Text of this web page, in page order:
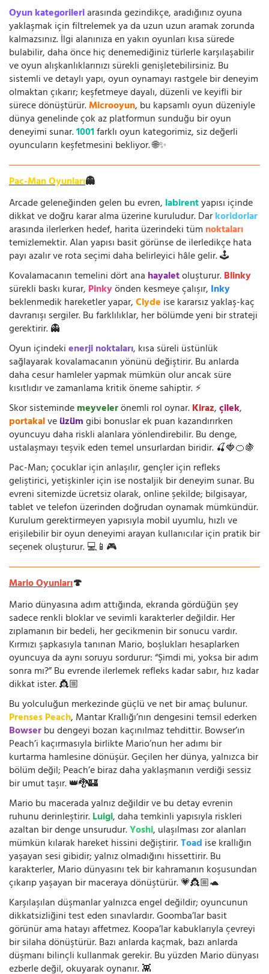
Oyun kategorileriarasında gezindikçe, aradığınız oyuna
yaklaşmak için filtrelemek ya da uzun uzun aramak zorunda
kalmazsınız. İlgi alanınıza en yakın oyunları kısa sürede
bulabilir, daha önce hiç denemediğiniz türlerle karşılaşabilir
ve oyun alışkanlıklarınızı sürekli genişletebilirsiniz. Bu
sistemli ve detaylı yapı, oyun oynamayı rastgele bir deneyim
olmaktan çıkarır; keşfetmeye dayalı, düzenli ve keyifli bir
sürece dönüştürür.Microoyun, bu kapsamlı oyun düzeniyle
dünya genelinde çok az platformun sunduğu bir oyun
deneyimi sunar.1001farklı oyun kategorimiz, siz değerli
oyuncuların keşfetmesini bekliyor. 🌐✨
Pac-Man Oyunları👻
Arcade geleneğinden gelen bu evren, labirentyapısı içinde
dikkat ve doğru karar alma üzerine kuruludur. Darkoridorlar
arasında ilerlerken hedef, harita üzerindeki tüm noktaları
temizlemektir. Alan yapısı basit görünse de ilerledikçe hata
payı azalır ve rota seçimi daha belirleyici hâle gelir. 🕹️
Kovalamacanın temelini dört ana hayaletoluşturur.Blinky
sürekli baskı kurar, Pinkyönden kesmeye çalışır, Inky
beklenmedik hareketler yapar,Clyde ise kararsız yaklaş-kaç
davranışı sergiler. Bu farklılıklar, her bölümde yeni bir strateji
gerektirir. 👻
Oyun içindekienerji noktaları, kısa süreli üstünlük
sağlayarak kovalamacanın yönünü değiştirir. Bu anlarda
daha cesur hamleler yapmak mümkün olur ancak süre
kısıtlıdır ve zamanlama kritik öneme sahiptir. ⚡
Skor sistemindemeyvelerönemli rol oynar.Kiraz,çilek,
portakalveüzümgibi bonuslar ek puan kazandırırken
oyuncuyu daha riskli alanlara yönlendirebilir. Bu denge,
ustalaşmayı teşvik eden temel unsurlardan biridir. 🍒🍓🍊🍇
Pac-Man; çocuklar için anlaşılır, gençler için refleks
geliştirici, yetişkinler için ise nostaljik bir deneyim sunar. Bu
evreni sitemizde ücretsiz olarak, online şekilde; bilgisayar,
tablet ve telefon üzerinden doğrudan oynamak mümkündür.
Kurulum gerektirmeyen yapısıyla mobil uyumlu, hızlı ve
erişilebilir bir oyun deneyimi arayan kullanıcılar için pratik bir
seçenek oluşturur. 💻📱🎮
Mario Oyunları🍄
Mario dünyasına adım attığında, ekranda gördüğün şey
sadece renkli bloklar ve sevimli karakterler değildir. Her
zıplamanın bir bedeli, her gecikmenin bir sonucu vardır.
Kırmızı şapkasıyla tanınan Mario, boşlukları hesaplarken
oyuncuya da aynı soruyu sordurur: “Şimdi mi, yoksa bir adım
sonra mı?” Bu evrende ilerlemek refleks kadar sabır, hız kadar
dikkat ister. 👸🏼
Bu yolculuğun merkezinde güçlü ve net bir amaç bulunur.
Prenses Peach, Mantar Krallığı’nın dengesini temsil ederken
Bowserbu dengeyi bozan kaçınılmaz tehdittir. Bowser’ın
Peach’i kaçırmasıyla birlikte Mario’nun her adımı bir
kurtarma hamlesine dönüşür. Geçilen her dünya, yalnızca bir
bölüm değil; Peach’e biraz daha yaklaşmanın verdiği sessiz
bir umut taşır. 👑🐉🏰
Mario bu macerada yalnız değildir ve bu detay evrenin
ruhunu derinleştirir.Luigi, daha temkinli yapısıyla riskleri
azaltan bir denge unsurudur.Yoshi, ulaşılması zor alanları
mümkün kılarak hareket hissini değiştirir.Toad ise krallığın
yaşayan sesi gibidir; yalnız olmadığını hissettirir. Bu
karakterler, Mario dünyasını tek bir kahramanın koşusundan
çıkarıp yaşayan bir maceraya dönüştürür. 💗👸🏼🐢
Karşılaşılan düşmanlar yalnızca engel değildir; oyuncunun
dikkatsizliğini test eden sınavlardır. Goomba’lar basit
görünür ama hatayı affetmez. Koopa’lar kabuklarıyla çevreyi
bir silaha dönüştürür. Bazı anlarda kaçmak, bazı anlarda
düşmanı bilinçli kullanmak gerekir. Bu yüzden Mario dünyası
ezberle değil, okuyarak oynanır. 👾